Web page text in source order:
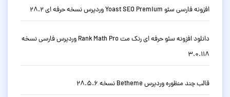
افزونه فارسی سئو Yoast SEO Premium وردپرس نسخه حرفه ای 28.2
دانلود افزونه سئو حرفه ای رنک مث Rank Math Pro وردپرس فارسی نسخه
3.0.118
قالب چند منظوره وردپرس Betheme نسخه 28.5.6